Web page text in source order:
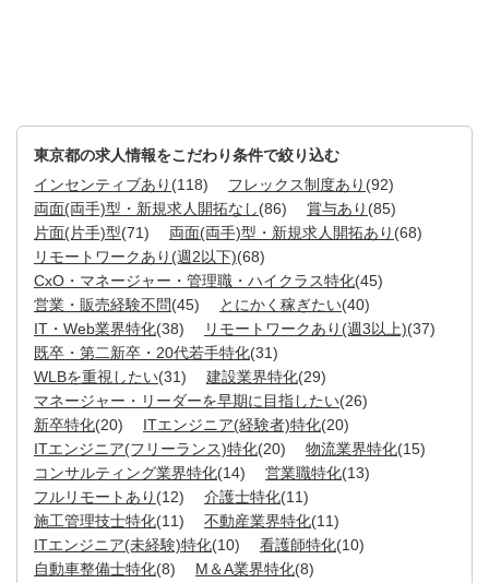
東京都の求人情報をこだわり条件で絞り込む
インセンティブあり (118) フレックス制度あり (92)
両面(両手)型・新規求人開拓なし(86) 賞与あり (85)
片面(片手)型(71) 両面(両手)型・新規求人開拓あり (68)
リモートワークあり(週2以下)(68)
CxO・マネージャー・管理職・ハイクラス特化(45)
営業・販売経験不問(45) とにかく稼ぎたい(40)
IT・Web業界特化(38) リモートワークあり(週3以上)(37)
既卒・第二新卒・20代若手特化(31)
WLBを重視したい(31) 建設業界特化(29)
マネージャー・リーダーを早期に目指したい(26)
新卒特化(20) ITエンジニア(経験者)特化(20)
ITエンジニア(フリーランス)特化(20) 物流業界特化(15)
コンサルティング業界特化(14) 営業職特化(13)
フルリモートあり (12) 介護士特化(11)
施工管理技士特化(11) 不動産業界特化(11)
ITエンジニア(未経験)特化(10) 看護師特化(10)
自動車整備士特化(8) M＆A業界特化(8)